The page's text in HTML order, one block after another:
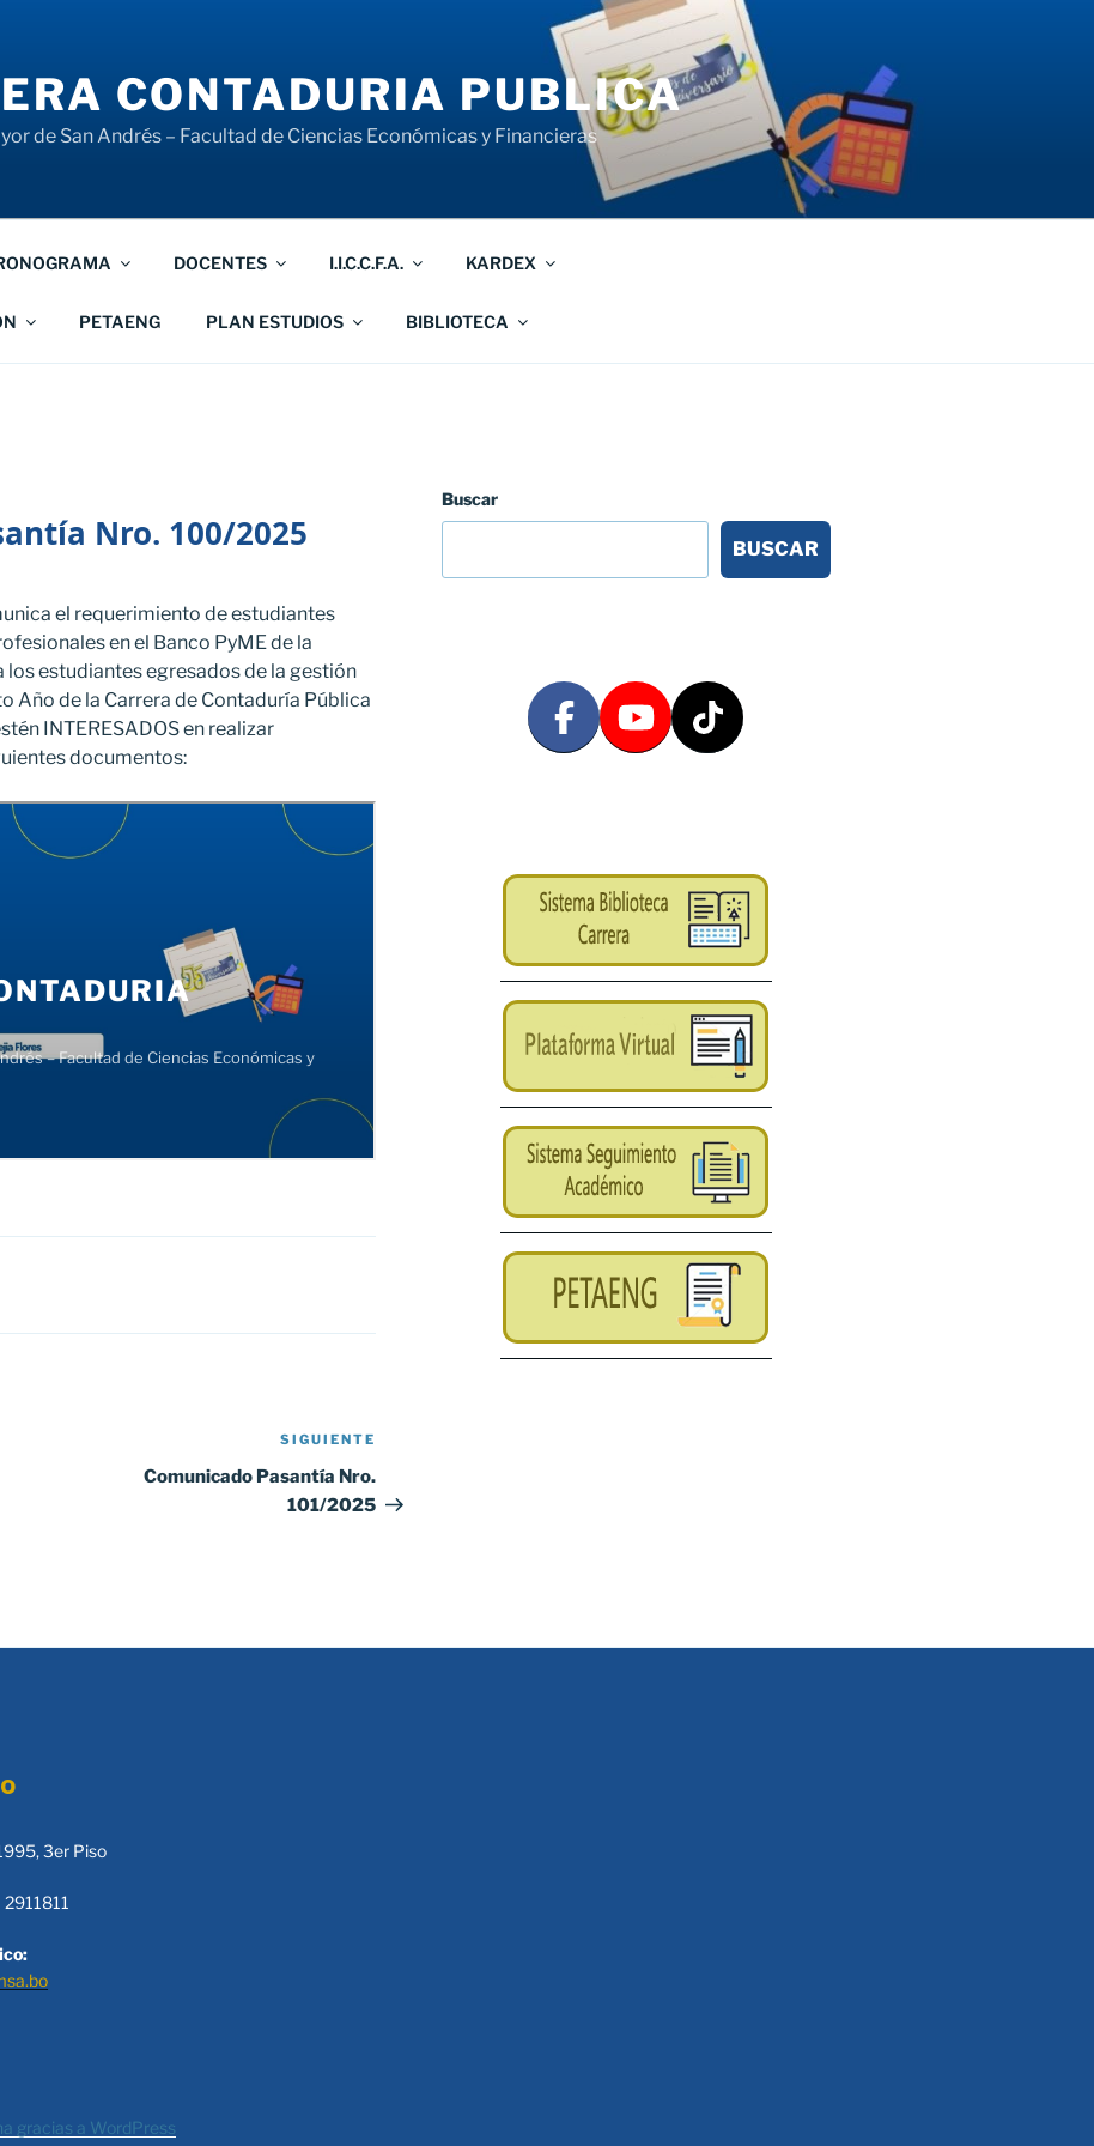
CONTADURIA PUBLICA
de San Andrés – Facultad de Ciencias Económicas y Financieras
DOCENTES I.I.C.C.F.A. KARDEX
PETAENG PLAN ESTUDIOS BIBLIOTECA
Nro. 100/2025
el requerimiento de estudiantes
en el Banco PyME de la
los estudiantes egresados de la gestión
Año de la Carrera de Contaduría Pública
INTERESADOS en realizar
documentos:
SIGUIENTE
Comunicado Pasantía Nro.
101/2025
Buscar
BUSCAR
3er Piso
gracias a WordPress